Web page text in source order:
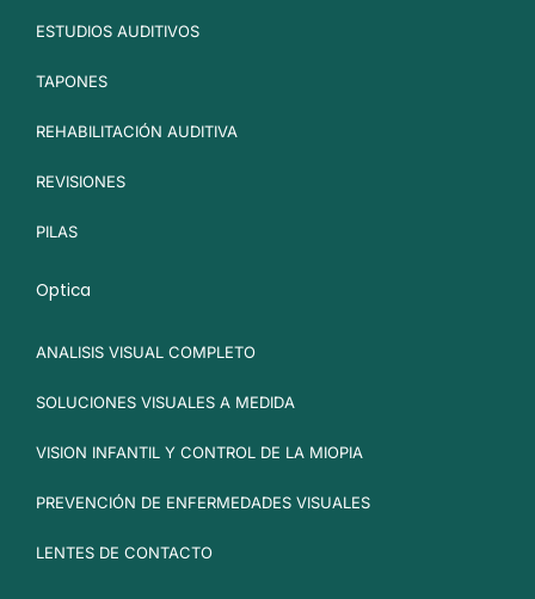
ESTUDIOS AUDITIVOS
TAPONES
REHABILITACIÓN AUDITIVA
REVISIONES
PILAS
Optica
ANALISIS VISUAL COMPLETO
SOLUCIONES VISUALES A MEDIDA
VISION INFANTIL Y CONTROL DE LA MIOPIA
PREVENCIÓN DE ENFERMEDADES VISUALES
LENTES DE CONTACTO